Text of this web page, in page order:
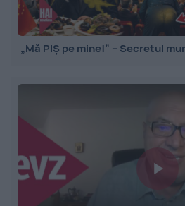
„Mă PIȘ pe mine!” – Secretul